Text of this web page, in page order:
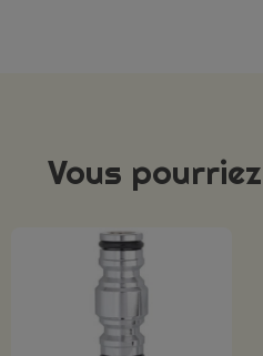
Vous